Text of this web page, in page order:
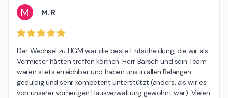
M M. R
Der Wechsel zu HGM war die beste Entscheidung, die wir als
Vermieter hätten treffen können. Herr Barsch und sein Team
waren stets erreichbar und haben uns in allen Belangen
geduldig und sehr kompetent unterstützt (anders, als wir es
von unserer vorherigen Hausverwaltung gewohnt war). Vielen